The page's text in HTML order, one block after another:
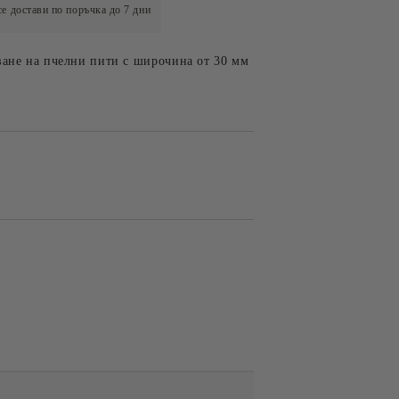
достави по поръчка до 7 дни
на пчелни пити с широчина от 30 мм